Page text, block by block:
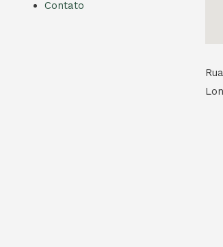
Contato